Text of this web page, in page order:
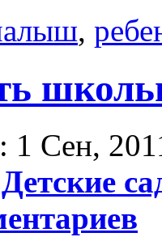
,
1 Сен,
Детские